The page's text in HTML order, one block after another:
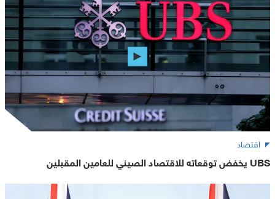
اقتصاد
UBS يخفض توقعاته للاقتصاد الصيني للعامين المقبلين